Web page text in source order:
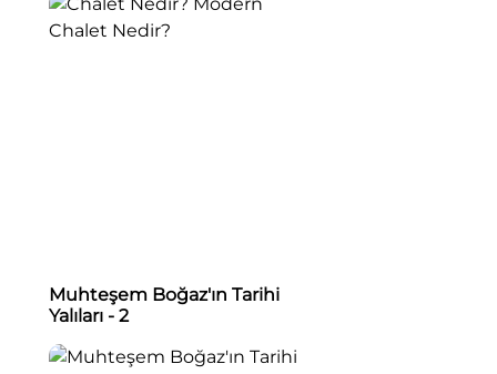
Muhteşem Boğaz'ın Tarihi
Yalıları - 2